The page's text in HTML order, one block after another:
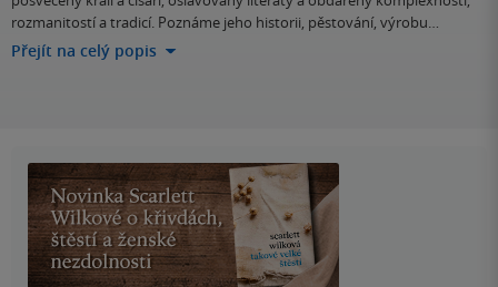
rozmanitostí a tradicí. Poznáme jeho historii, pěstování, výrobu…
Přejít na celý popis